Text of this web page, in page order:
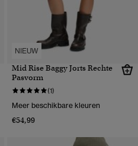
NIEUW
Mid Rise Baggy Jorts Rechte
Pasvorm
(1)
Meer beschikbare kleuren
€54,99